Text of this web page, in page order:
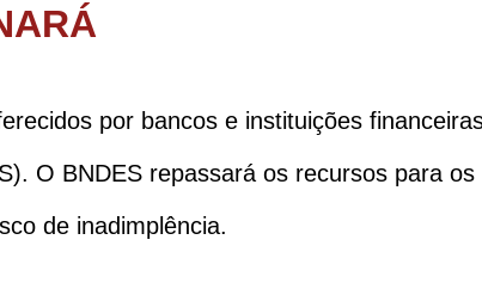
por bancos e instituições
O BNDES repassará os recursos para
de inadimplência.